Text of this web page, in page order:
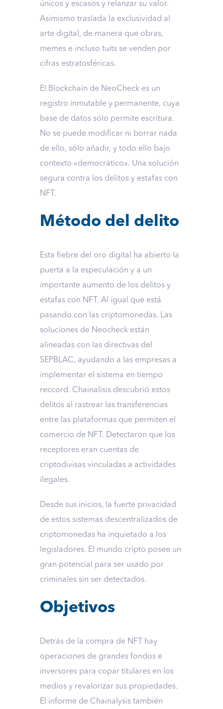
únicos y escasos y relanzar su valor.
Asimismo traslada la exclusividad al
arte digital, de manera que obras,
memes e incluso tuits se venden por
cifras estratosféricas.
El Blockchain de NeoCheck es un
registro inmutable y permanente, cuya
base de datos sólo permite escritura.
No se puede modificar ni borrar nada
de ello, sólo añadir, y todo ello bajo
contexto «democrático». Una solución
segura contra los delitos y estafas con
NFT.
Método del delito
Esta fiebre del oro digital ha abierto la
puerta a la especulación y a un
importante aumento de los delitos y
estafas con NFT. Al igual que está
pasando con las criptomonedas. Las
soluciones de Neocheck están
alineadas con las directivas del
SEPBLAC, ayudando a las empresas a
implementar el sistema en tiempo
reccord. Chainalisis descubrió estos
delitos al rastrear las transferencias
entre las plataformas que permiten el
comercio de NFT. Detectaron que los
receptores eran cuentas de
criptodivisas vinculadas a actividades
ilegales.
Desde sus inicios, la fuerte privacidad
de estos sistemas descentralizados de
criptomonedas ha inquietado a los
legisladores. El mundo cripto posee un
gran potencial para ser usado por
criminales sin ser detectados.
Objetivos
Detrás de la compra de NFT hay
operaciones de grandes fondos e
inversores para copar titulares en los
medios y revalorizar sus propiedades.
El informe de Chainalysis también